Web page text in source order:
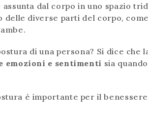
assunta dal corpo in uno spazio
delle diverse parti del corpo,
di una persona? Si dice che
emozioni e sentimenti sia
è importante per il